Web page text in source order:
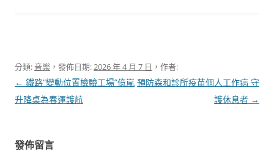
分類:音樂 ，發佈日期:2026 年 4 月 7 日 ，作者:
文
章
← 鐵路“變動位置檢驗工場”億嵐
升降桌為春運護航
預防森和診所疫苗個人工作病 守
護休息者 →
發佈留言